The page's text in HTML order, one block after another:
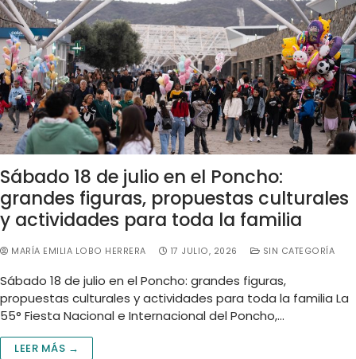
Sábado 18 de julio en el Poncho:
grandes figuras, propuestas culturales
y actividades para toda la familia
MARÍA EMILIA LOBO HERRERA 17 JULIO, 2026 SIN CATEGORÍA
Sábado 18 de julio en el Poncho: grandes figuras,
propuestas culturales y actividades para toda la familia La
55° Fiesta Nacional e Internacional del Poncho,…
LEER MÁS →